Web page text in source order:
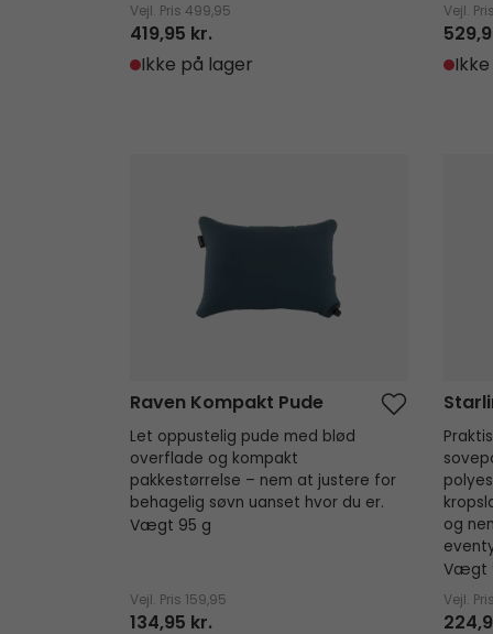
Vejl. Pris 499,95
419,95 kr.
Ikke på lager
Vejl.
Raven Kompakt Pude
Let oppustelig pude med blød
overflade og kompakt
pakkestørrelse – nem at justere for
behagelig søvn uanset hvor du er.
Vægt 95 g
Vejl. Pris 159,95
134,95 kr.
og
Vægt
Vejl.